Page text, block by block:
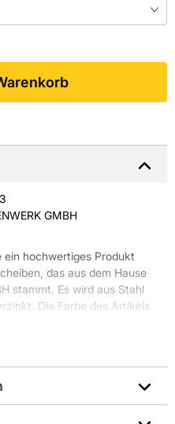
GMBH
hochwertiges Produkt
das aus dem Hause
stammt. Es wird aus Stahl
Die Farbe des Artikels
im Karton.
Form (Standard)